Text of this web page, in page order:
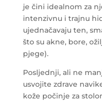
je čini idealnom za
intenzivnu i trajnu
ujednačavaju ten,
što su akne, bore,
pjege).
Posljednji, ali ne
usvojite zdrave
kože počinje za